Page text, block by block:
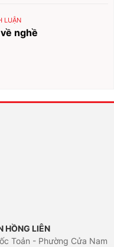
LUẬN
nghề
HỒNG LIÊN
Toản - Phường Cửa Nam